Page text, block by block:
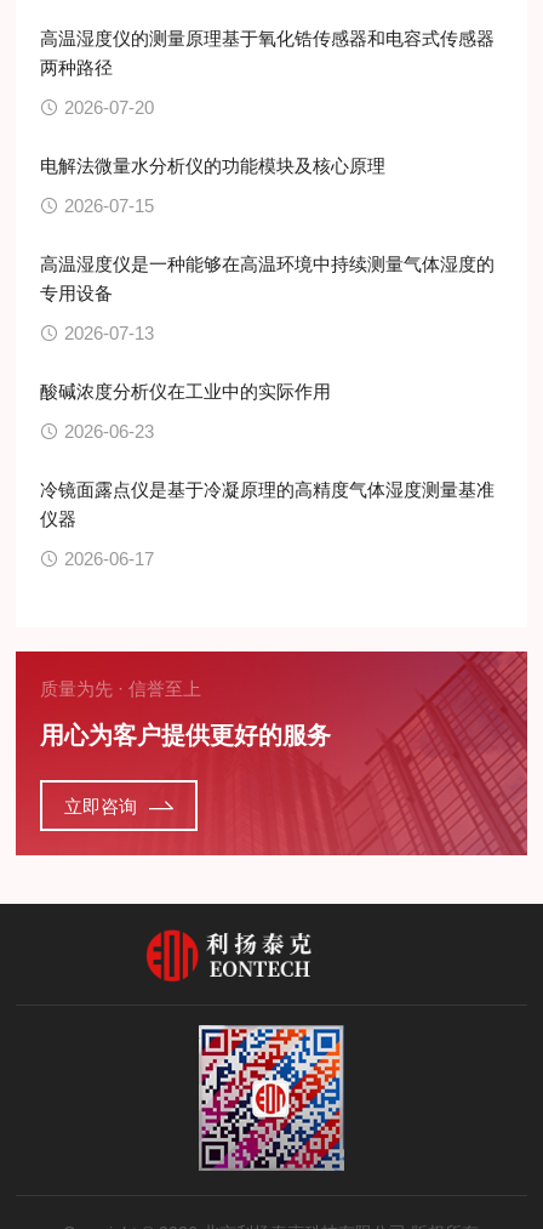
高温湿度仪的测量原理基于氧化锆传感器和电容式传感器
两种路径
2026-07-20
电解法微量水分析仪的功能模块及核心原理
2026-07-15
高温湿度仪是一种能够在高温环境中持续测量气体湿度的
专用设备
2026-07-13
酸碱浓度分析仪在工业中的实际作用
2026-06-23
冷镜面露点仪是基于冷凝原理的高精度气体湿度测量基准
仪器
2026-06-17
质量为先 · 信誉至上
用心为客户提供更好的服务
立即咨询